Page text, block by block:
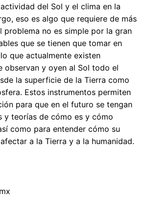
del Sol y el clima en la
eso es algo que requiere de más
problema no es simple por la gran
que se tienen que tomar en
que actualmente existen
observan y oyen al Sol todo el
la superficie de la Tierra como
Estos instrumentos permiten
para que en el futuro se tengan
y teorías de cómo es y cómo
como para entender cómo su
a la Tierra y a la humanidad.